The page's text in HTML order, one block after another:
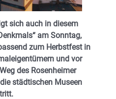
sich auch in diesem
am Sonntag,
zum Herbstfest in
und vor
des Rosenheimer
städtischen Museen